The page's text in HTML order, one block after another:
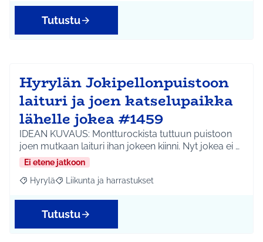
Tutustu
Hyrylän Jokipellonpuistoon
laituri ja joen katselupaikka
lähelle jokea #1459
IDEAN KUVAUS: Montturockista tuttuun puistoon
joen mutkaan laituri ihan jokeen kiinni. Nyt jokea ei …
Ei etene jatkoon
Rajaa tulokset aihepiirin mukaan: Hyrylä
Hyrylä Rajaa tulokset teeman mukaan: Liikunta ja
Liikunta ja harrastukset
Tutustu